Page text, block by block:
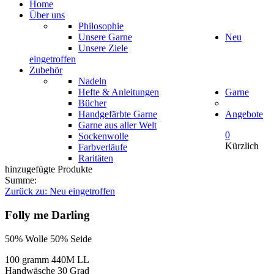
Home
Über uns
Philosophie
Unsere Garne
Unsere Ziele
Neu
eingetroffen
Zubehör
Nadeln
Hefte & Anleitungen
Bücher
Garne
Handgefärbte Garne
Garne aus aller Welt
Sockenwolle
Farbverläufe
Raritäten
Angebote
0
Kürzlich
hinzugefügte Produkte
Summe:
Zurück zu: Neu eingetroffen
Folly me Darling
50% Wolle 50% Seide
100 gramm 440M LL
Handwäsche 30 Grad